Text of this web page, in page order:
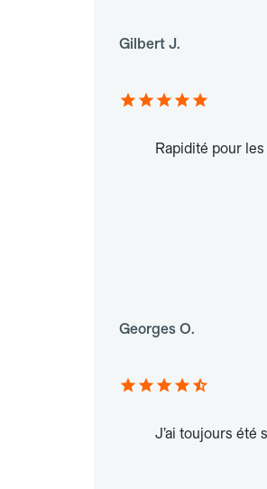
Gilbert J.
Rapidité pour
Georges O.
J’ai toujours été